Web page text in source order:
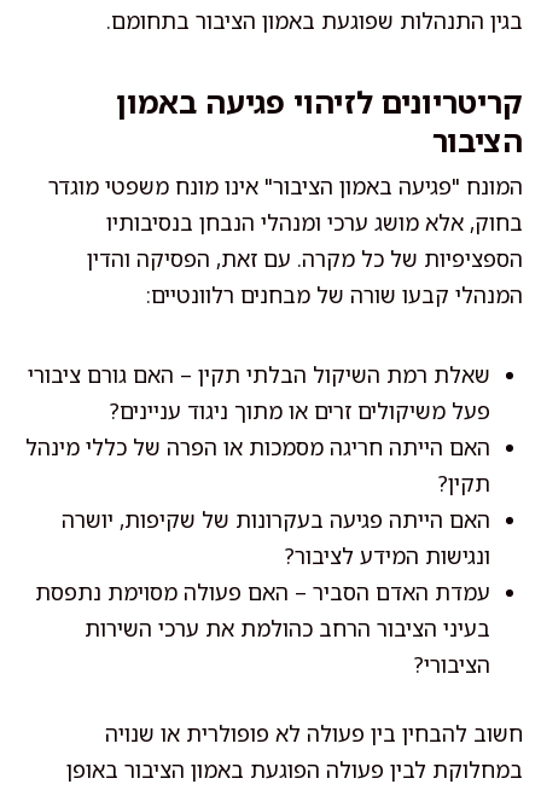
בגין התנהלות שפוגעת באמון הציבור בתחומם.
קריטריונים לזיהוי פגיעה באמון
הציבור
המונח "פגיעה באמון הציבור" אינו מונח משפטי מוגדר
בחוק, אלא מושג ערכי ומנהלי הנבחן בנסיבותיו
הספציפיות של כל מקרה. עם זאת, הפסיקה והדין
המנהלי קבעו שורה של מבחנים רלוונטיים:
שאלת רמת השיקול הבלתי תקין – האם גורם ציבורי
פעל משיקולים זרים או מתוך ניגוד עניינים?
האם הייתה חריגה מסמכות או הפרה של כללי מינהל
תקין?
האם הייתה פגיעה בעקרונות של שקיפות, יושרה
ונגישות המידע לציבור?
עמדת האדם הסביר – האם פעולה מסוימת נתפסת
בעיני הציבור הרחב כהולמת את ערכי השירות
הציבורי?
חשוב להבחין בין פעולה לא פופולרית או שנויה
במחלוקת לבין פעולה הפוגעת באמון הציבור באופן